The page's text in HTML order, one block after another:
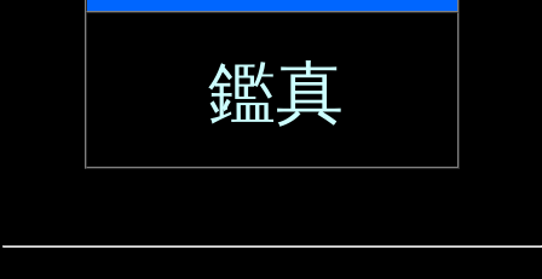
鑑真